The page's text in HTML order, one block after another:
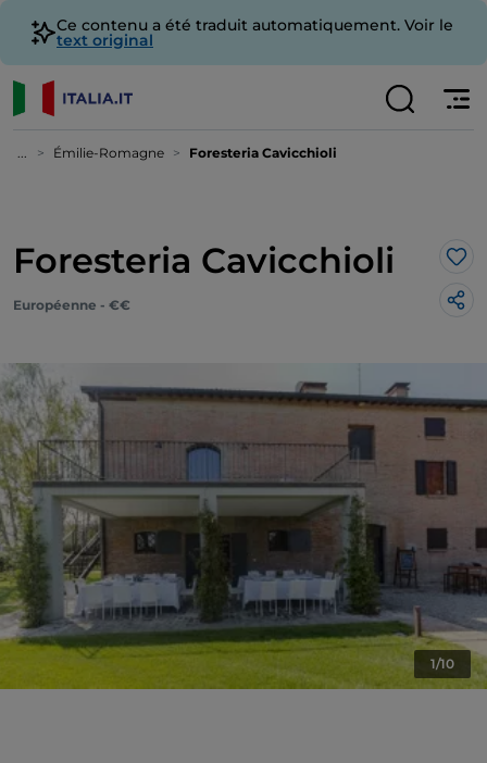
Ce contenu a été traduit automatiquement. Voir le
text original
... Émilie-Romagne Foresteria Cavicchioli
Foresteria Cavicchioli
Européenne - €€
1/10